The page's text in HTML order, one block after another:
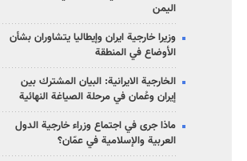
اليمن
وزيرا خارجية ايران وإيطاليا يتشاوران بشأن
الأوضاع في المنطقة
الخارجية الايرانية: البيان المشترك بين
إيران وعُمان في مرحلة الصياغة النهائية
ماذا جرى في اجتماع وزراء خارجية الدول
العربية والإسلامية في عمّان؟